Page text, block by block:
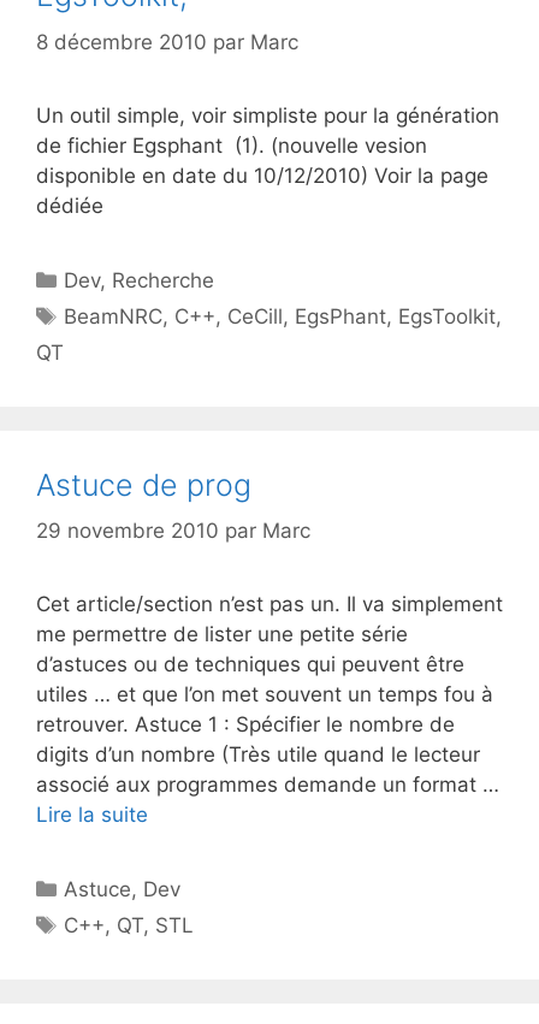
8 décembre 2010 par Marc
Un outil simple, voir simpliste pour la génération
de fichier Egsphant (1). (nouvelle vesion
disponible en date du 10/12/2010) Voir la page
dédiée
Catégories
Dev, Recherche
Étiquettes
BeamNRC, C++, CeCill, EgsPhant, EgsToolkit,
QT
Astuce de prog
29 novembre 2010 par Marc
Cet article/section n’est pas un. Il va simplement
me permettre de lister une petite série
d’astuces ou de techniques qui peuvent être
utiles … et que l’on met souvent un temps fou à
retrouver. Astuce 1 : Spécifier le nombre de
digits d’un nombre (Très utile quand le lecteur
associé aux programmes demande un format …
Lire la suite
Catégories
Astuce, Dev
Étiquettes
C++, QT, STL